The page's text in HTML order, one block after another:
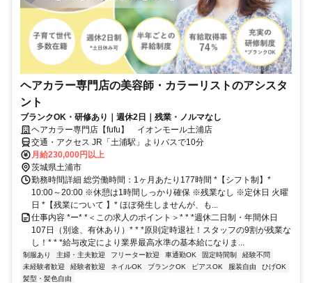
ヘアカラー専門店の美容師・カラーリストのアシスタ
ント
ブランクOK・研修あり｜週休2日｜残業・ノルマなし
ヘアカラー専門店【fufu】 イオンモール土浦店
交通・アクセス JR「土浦駅」よりバスで10分
月給230,000円以上
茨城県土浦市
勤務時間詳細 総労働時間：1ヶ月あたり177時間 *【シフト制】*
10:00～20:00 ※休憩は1時間しっかり確保 ※残業なし ※定休日 火曜
日 *【残業について 】* ほぼ発生しませんが、も...
仕事内容 *ー* *＜この求人のポイント＞* * *週休二日制・年間休日
107日（別途、有休あり）* * *原則定時退社！スタッフの9割が残業な
し！* * *給与改定により業界最高水準の基本給になりま...
制服あり 主婦・主夫歓迎 フリーター歓迎 車通勤OK 固定時間制
経験不問
未経験者歓迎
経験者歓迎 ネイルOK ブランクOK ピアスOK 服装自由
ひげOK
髪型・髪色自由